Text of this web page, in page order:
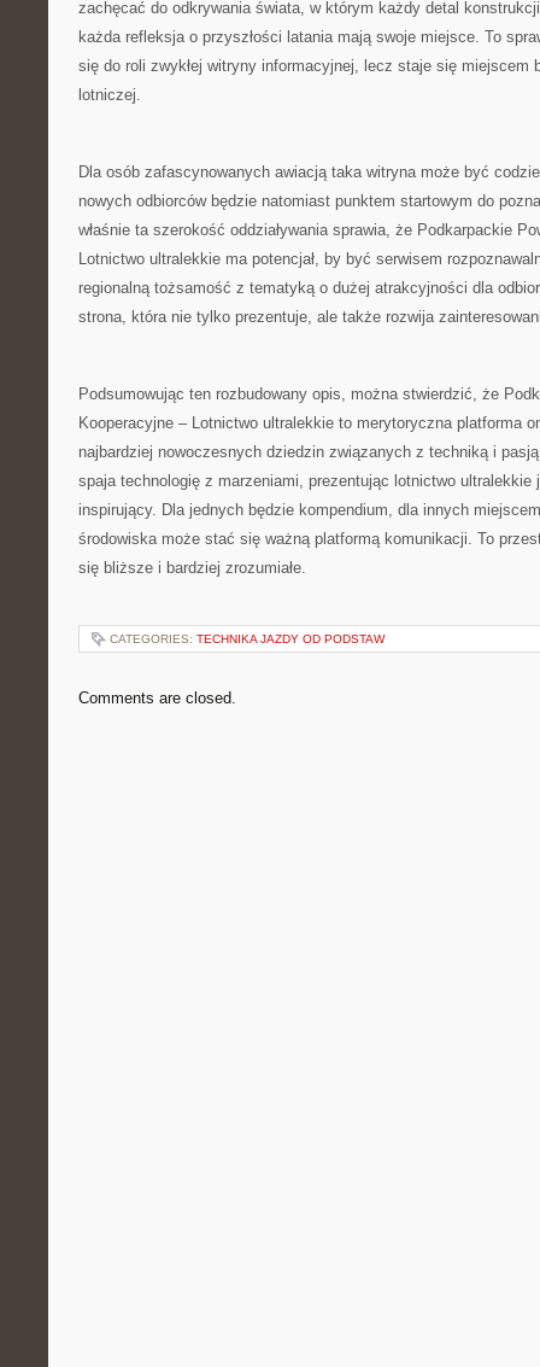
zachęcać do odkrywania świata, w którym każdy detal
każda refleksja o przyszłości latania mają swoje miejsce. To
się do roli zwykłej witryny informacyjnej, lecz staje się miejscem
lotniczej.
Dla osób zafascynowanych awiacją taka witryna może być
nowych odbiorców będzie natomiast punktem startowym do
właśnie ta szerokość oddziaływania sprawia, że Podkarpackie
Lotnictwo ultralekkie ma potencjał, by być serwisem
regionalną tożsamość z tematyką o dużej atrakcyjności dla
strona, która nie tylko prezentuje, ale także rozwija
Podsumowując ten rozbudowany opis, można stwierdzić, że
Kooperacyjne – Lotnictwo ultralekkie to merytoryczna platforma
najbardziej nowoczesnych dziedzin związanych z techniką i
spaja technologię z marzeniami, prezentując lotnictwo ultralekkie
inspirujący. Dla jednych będzie kompendium, dla innych
środowiska może stać się ważną platformą komunikacji. To
się bliższe i bardziej zrozumiałe.
CATEGORIES: TECHNIKA JAZDY OD PODSTAW
Comments are closed.